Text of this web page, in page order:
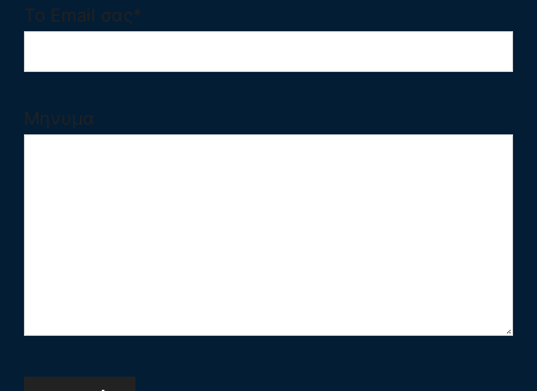
Το Email σας*
Μηνυμα